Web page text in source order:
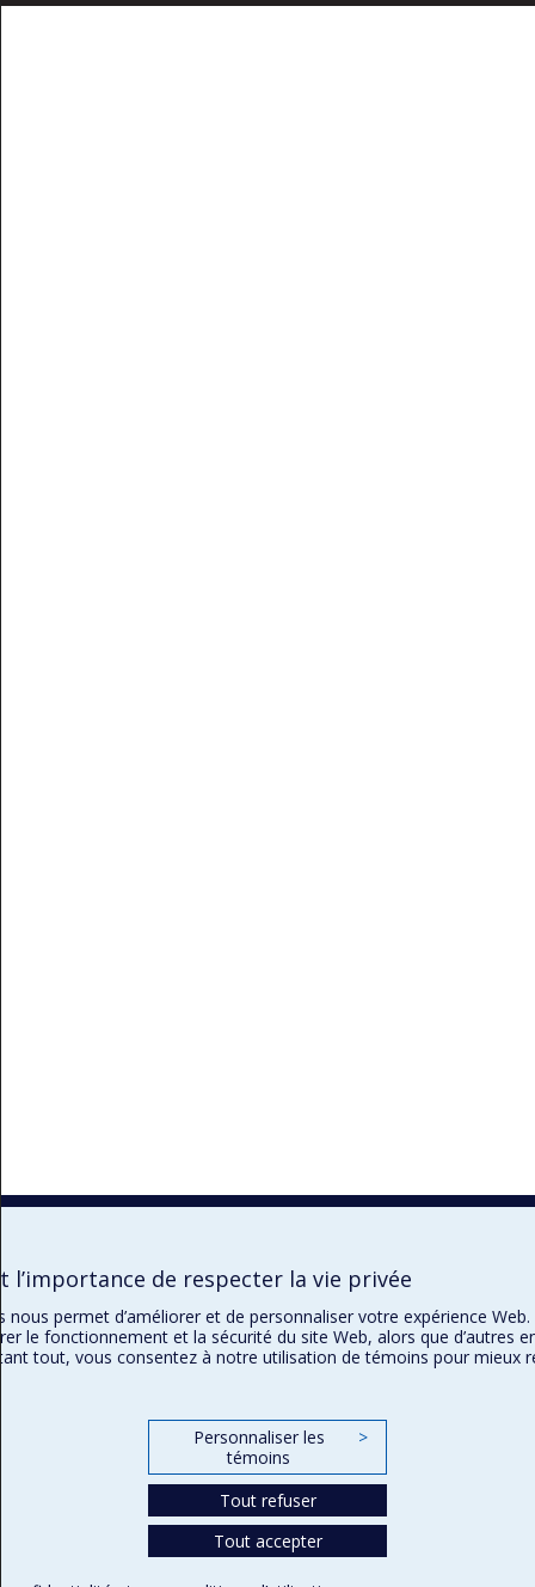
l’importance de respecter la vie privée
nous permet d’améliorer et de personnaliser votre expérience
le fonctionnement et la sécurité du site Web, alors que d’autres
tout, vous consentez à notre utilisation de témoins pour mieux
Personnaliser les
témoins
>
Tout refuser
Tout accepter